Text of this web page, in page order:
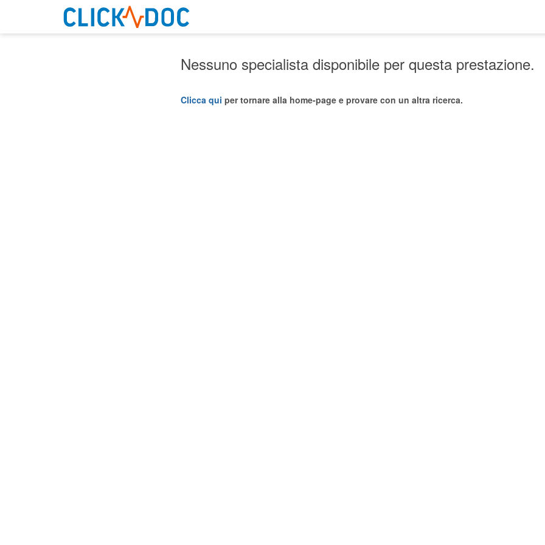
Nessuno specialista disponibile per questa prestazione.
Clicca qui per tornare alla home-page e provare con un altra ricerca.